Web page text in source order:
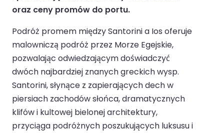
oraz ceny promów do portu.
Podróż promem między Santorini a Ios oferuje
malowniczą podróż przez Morze Egejskie,
pozwalając odwiedzającym doświadczyć
dwóch najbardziej znanych greckich wysp.
Santorini, słynące z zapierających dech w
piersiach zachodów słońca, dramatycznych
klifów i kultowej bielonej architektury,
przyciąga podróżnych poszukujących luksusu i